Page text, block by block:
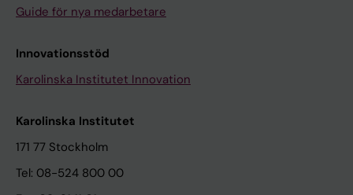
Guide för nya medarbetare
Innovationsstöd
Karolinska Institutet Innovation
Karolinska Institutet
171 77 Stockholm
Tel: 08-524 800 00